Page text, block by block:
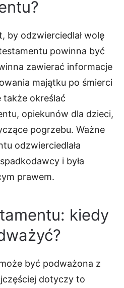
by odzwierciedlał wolę
powinna być
zawierać informacje
majątku po śmierci
także określać
opiekunów dla dzieci,
pogrzebu. Ważne
odzwierciedlała
i była
prawem.
kiedy
być podważona z
dotyczy to